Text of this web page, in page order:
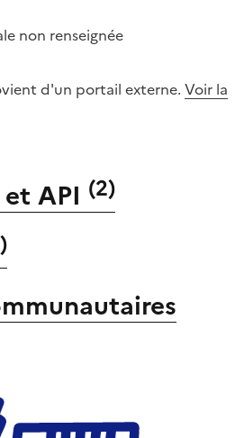
non renseignée
d'un portail externe. Voir la
API (2)
)